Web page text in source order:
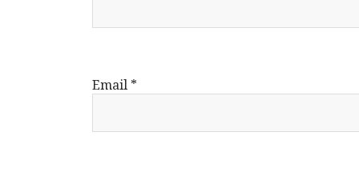
Email *